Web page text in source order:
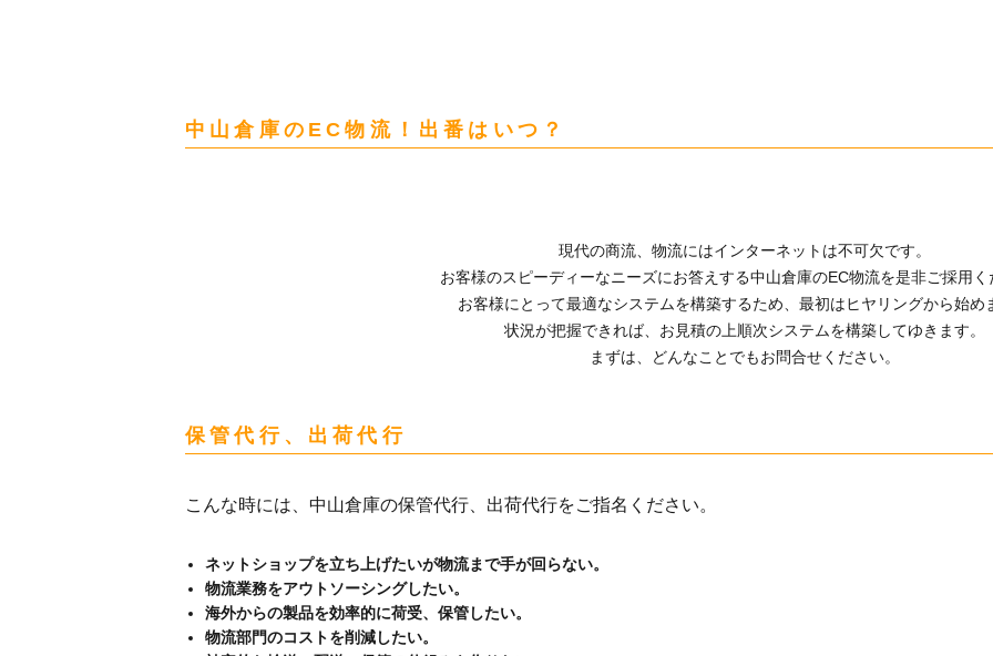
中山倉庫のEC物流！出番はいつ？
現代の商流、物流にはインターネットは不可欠です。
お客様のスピーディーなニーズにお答えする中山倉庫のEC物流を是非ご採用く
お客様にとって最適なシステムを構築するため、最初はヒヤリングから始め
状況が把握できれば、お見積の上順次システムを構築してゆきます。
まずは、どんなことでもお問合せください。
保管代行、出荷代行
こんな時には、中山倉庫の保管代行、出荷代行をご指名ください。
ネットショップを立ち上げたいが物流まで手が回らない。
物流業務をアウトソーシングしたい。
海外からの製品を効率的に荷受、保管したい。
物流部門のコストを削減したい。